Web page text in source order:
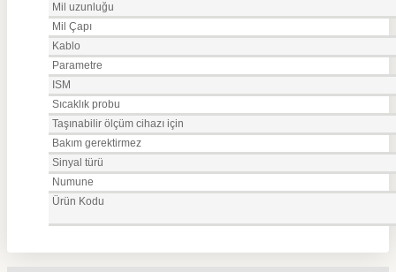
Mil uzunluğu
Mil Çapı
Kablo
Parametre
ISM
Sıcaklık probu
Taşınabilir ölçüm cihazı için
Bakım gerektirmez
Sinyal türü
Numune
Ürün Kodu